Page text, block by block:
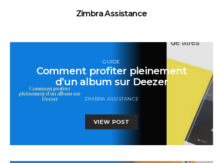
Zimbra Assistance
GUIDE
Comment profiter pleinement
d’un album sur Deezer
ZIMBRA ASSISTANCE
VIEW POST